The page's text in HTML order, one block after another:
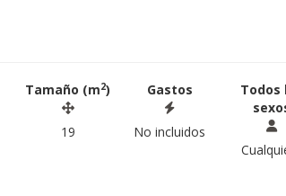
Tamaño (m2)
19
Gastos
No incluidos
Todos